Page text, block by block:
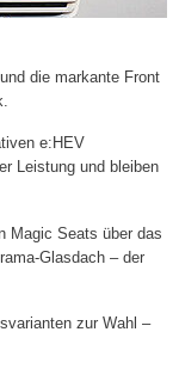
die markante Front
e:HEV
Leistung und bleiben
Magic Seats über das
Glasdach – der
zur Wahl –